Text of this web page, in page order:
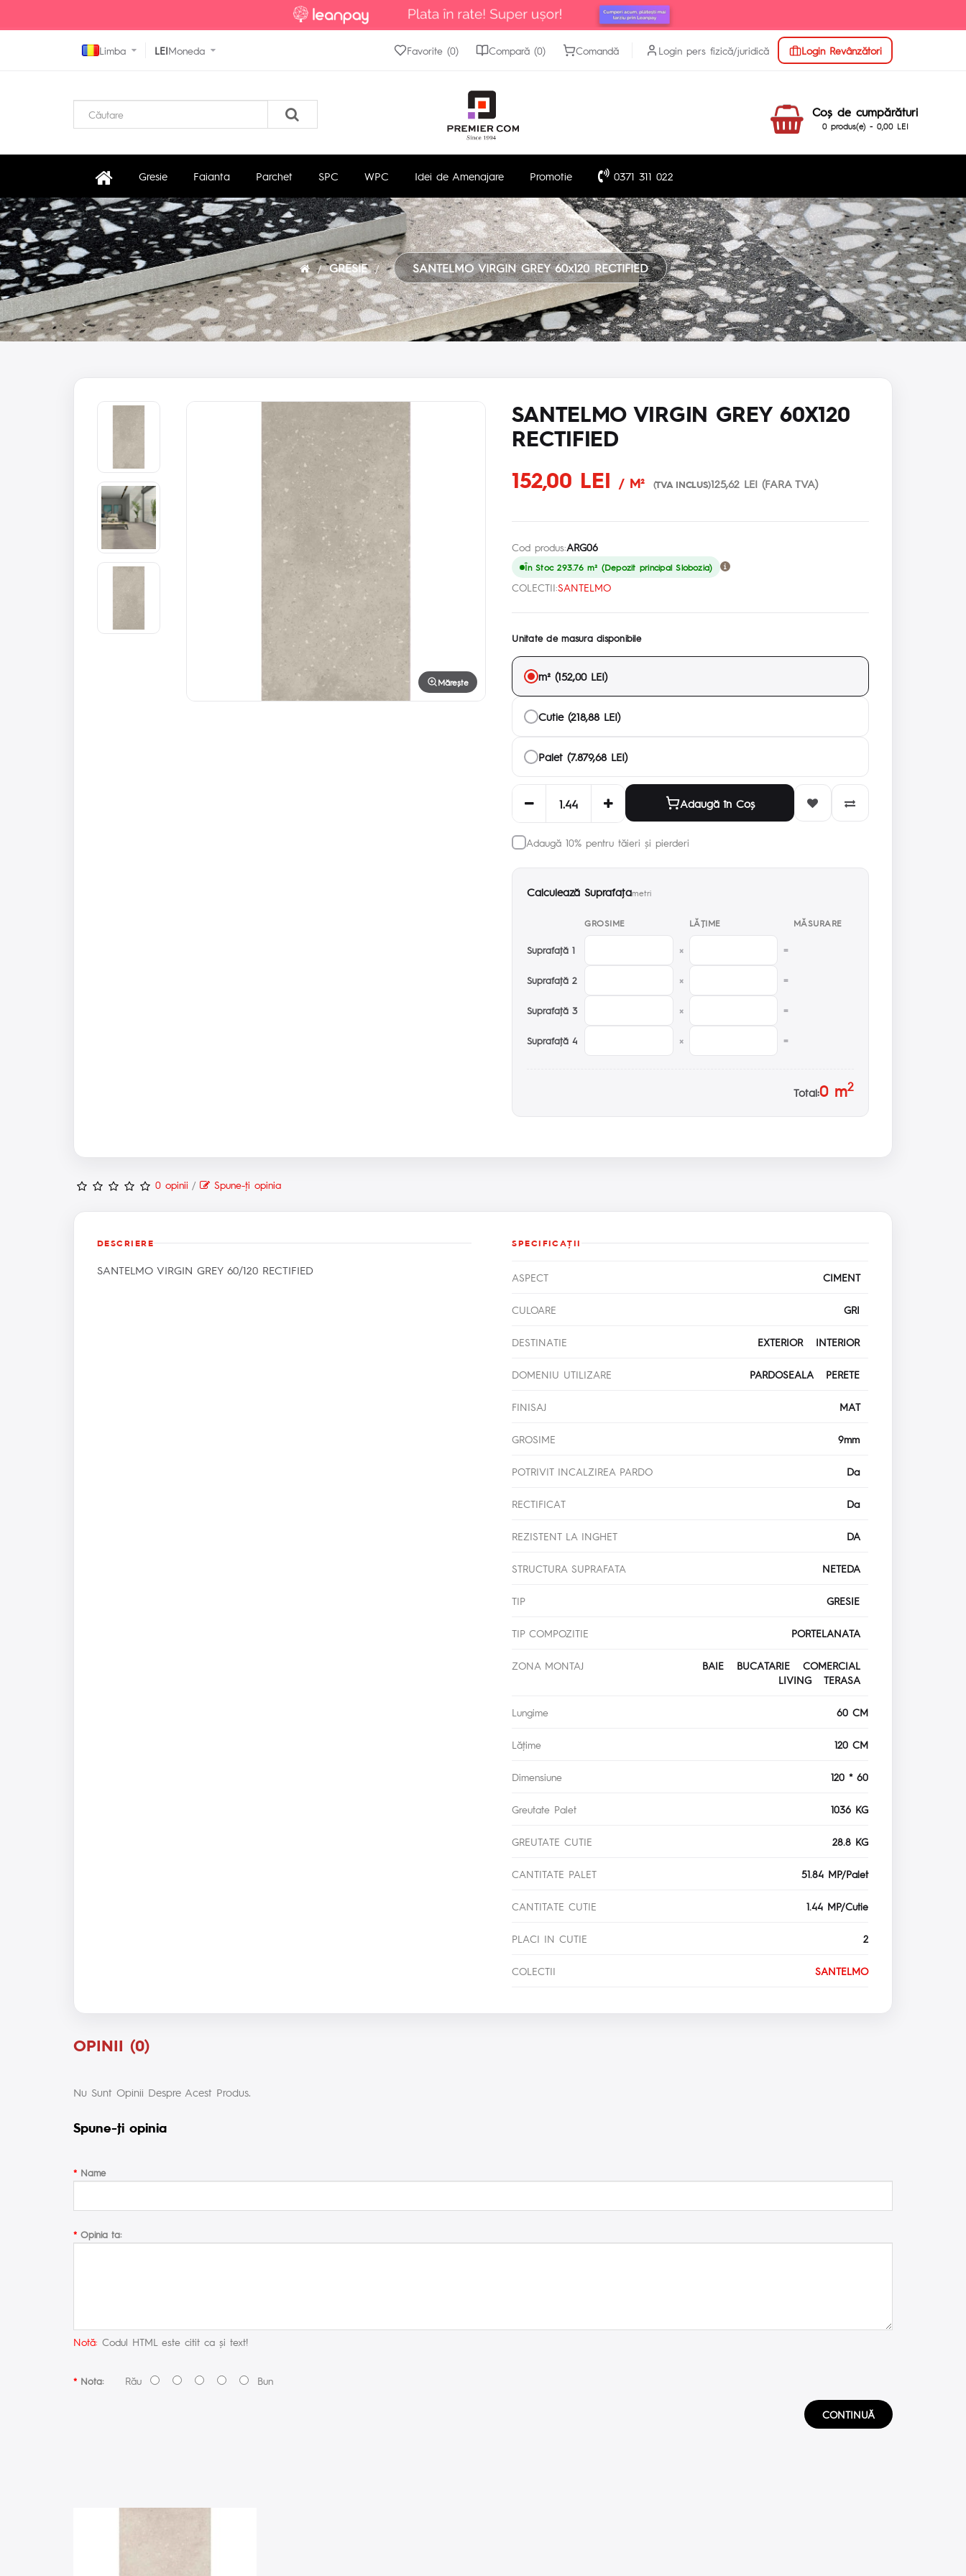
Limba LEIMoneda Login Revânzători
Login pers fizică/juridică
Favorite (0) Compară (0) Comandă
Coş de cumpărături
0 produs(e) - 0,00 LEI
Gresie Faianta Parchet SPC WPC Idei de Amenajare Promotie 0371 311 022
GRESIE SANTELMO VIRGIN GREY 60x120 RECTIFIED
Mărește
SANTELMO VIRGIN GREY 60X120
RECTIFIED
152,00 LEI
/ M² (TVA INCLUS)125,62 LEI (FARA TVA)
Cod produs:ARG06
În Stoc 293.76 m² (Depozit principal Slobozia)
COLECTII:SANTELMO
Unitate de masura disponibile
m² (152,00 LEI)
Cutie (218,88 LEI)
Palet (7.879,68 LEI)
Adaugă în Coş
Adaugă 10% pentru tăieri și pierderi
Calculează Suprafaţametri
GROSIME LĂŢIME MĂSURARE
Suprafaţă 1 × =
Suprafaţă 2 × =
Suprafaţă 3 × =
Suprafaţă 4 × =
Total:0m2
0 opinii / Spune-ţi opinia
DESCRIERE
SANTELMO VIRGIN GREY 60/120 RECTIFIED
SPECIFICAŢII
ASPECT CIMENT
CULOARE GRI
DESTINATIE EXTERIOR INTERIOR
DOMENIU UTILIZARE PARDOSEALA PERETE
FINISAJ MAT
GROSIME 9mm
POTRIVIT INCALZIREA PARDO Da
RECTIFICAT Da
REZISTENT LA INGHET DA
STRUCTURA SUPRAFATA NETEDA
TIP GRESIE
TIP COMPOZITIE PORTELANATA
ZONA MONTAJ
BAIE BUCATARIE COMERCIAL
LIVING TERASA
Lungime 60 CM
Lăţime 120 CM
Dimensiune 120 * 60
Greutate Palet 1036 KG
GREUTATE CUTIE 28.8 KG
CANTITATE PALET 51.84 MP/Palet
CANTITATE CUTIE 1.44 MP/Cutie
PLACI IN CUTIE 2
COLECTII SANTELMO
OPINII (0)
Nu Sunt Opinii Despre Acest Produs.
Spune-ţi opinia
Name
Opinia ta:
Notă: Codul HTML este citit ca şi text!
Nota:Rău Bun
CONTINUĂ